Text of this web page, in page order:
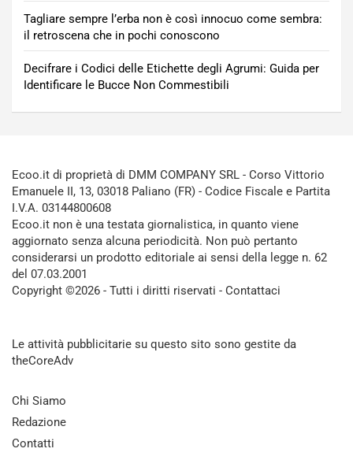
Tagliare sempre l’erba non è così innocuo come sembra:
il retroscena che in pochi conoscono
Decifrare i Codici delle Etichette degli Agrumi: Guida per
Identificare le Bucce Non Commestibili
Ecoo.it di proprietà di DMM COMPANY SRL - Corso Vittorio
Emanuele II, 13, 03018 Paliano (FR) - Codice Fiscale e Partita
I.V.A. 03144800608
Ecoo.it non è una testata giornalistica, in quanto viene
aggiornato senza alcuna periodicità. Non può pertanto
considerarsi un prodotto editoriale ai sensi della legge n. 62
del 07.03.2001
Copyright ©2026 - Tutti i diritti riservati - Contattaci
Le attività pubblicitarie su questo sito sono gestite da
theCoreAdv
Chi Siamo
Redazione
Contatti